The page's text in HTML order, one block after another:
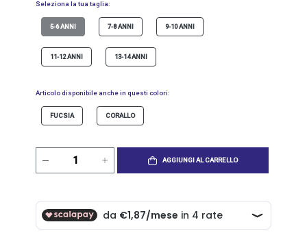
Seleziona la tua taglia:
5-6 ANNI 7-8 ANNI 9-10 ANNI
11-12 ANNI 13-14 ANNI
Articolo disponibile anche in questi colori:
FUCSIA CORALLO
AGGIUNGI AL CARRELLO